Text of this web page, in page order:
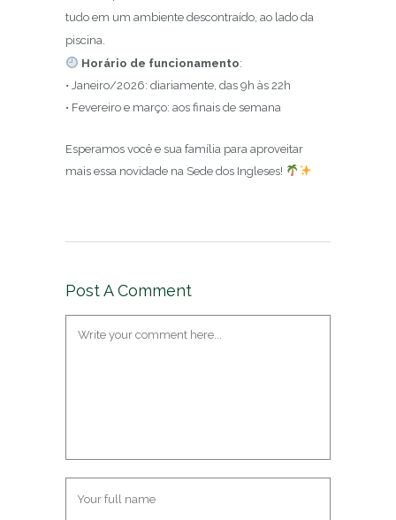
tudo em um ambiente descontraído, ao lado da
piscina.
Horário de funcionamento:
• Janeiro/2026: diariamente, das 9h às 22h
• Fevereiro e março: aos finais de semana
Esperamos você e sua família para aproveitar
mais essa novidade na Sede dos Ingleses!
Post A Comment